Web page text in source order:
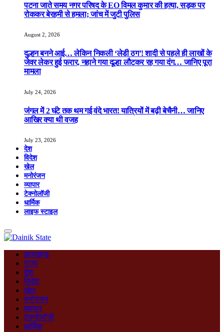
पटना जाते समय नगर परिषद के EO विमल कुमार की हत्या, सड़क पर
रोककर बेरहमी से हमला; जांच में जुटी पुलिस
August 2, 2026
दुल्हन बनने आई… लेकिन निकली ‘लेडी ठग’! शादी से पहले ही लाखों के
जेवर लेकर हुई फरार, नहाने गया दूल्हा लौटकर रह गया दंग… जानिए पूरा
मामला
July 24, 2026
जंगल में 2 घंटे तक थम गई वंदे भारत! यात्रियों में बढ़ी बेचैनी… जानिए
आखिर क्या थी वजह
July 23, 2026
देश
विदेश
खेल
मनोरंजन
व्यापार
टेक्नोलॉजी
धार्मिक
लाइफ स्टाइल
झारखण्ड
राज्य
देश
विदेश
खेल
मनोरंजन
व्यापार
टेक्नोलॉजी
धार्मिक